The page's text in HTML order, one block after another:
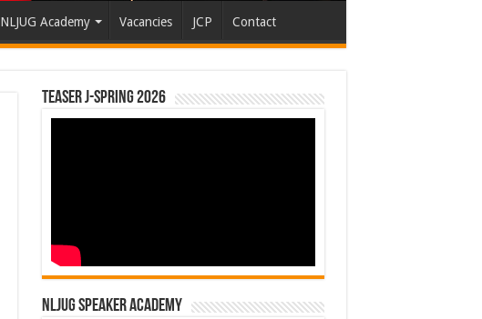
NLJUG Academy Vacancies JCP Contact
Teaser J-Spring 2026
NLJUG Speaker Academy